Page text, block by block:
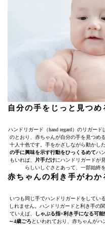
自分の手をじっと見つめ
ハンドリガード（hand regard）のリガード
のとおり、赤ちゃんが自分の手を見つめ
十人十色です。手をかざしながら動かし
の手に興味を示す行動をひっくるめてハ
もいれば、
片手だけにハンドリガードが
らしいしぐさとあって、一部始終
赤ちゃんの利き手がわか
いつも同じ手でハンドリガードをしてい
しれません。ハンドリガードと利き手の
ていえば、
しゃぶる指=利き手になる可能
～4歳ごろ といわれており、赤ちゃんが